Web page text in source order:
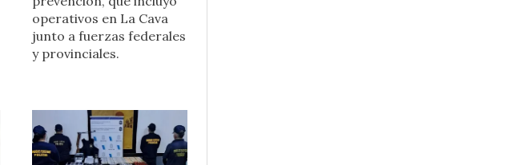
operativos en La Cava
junto a fuerzas federales
y provinciales.